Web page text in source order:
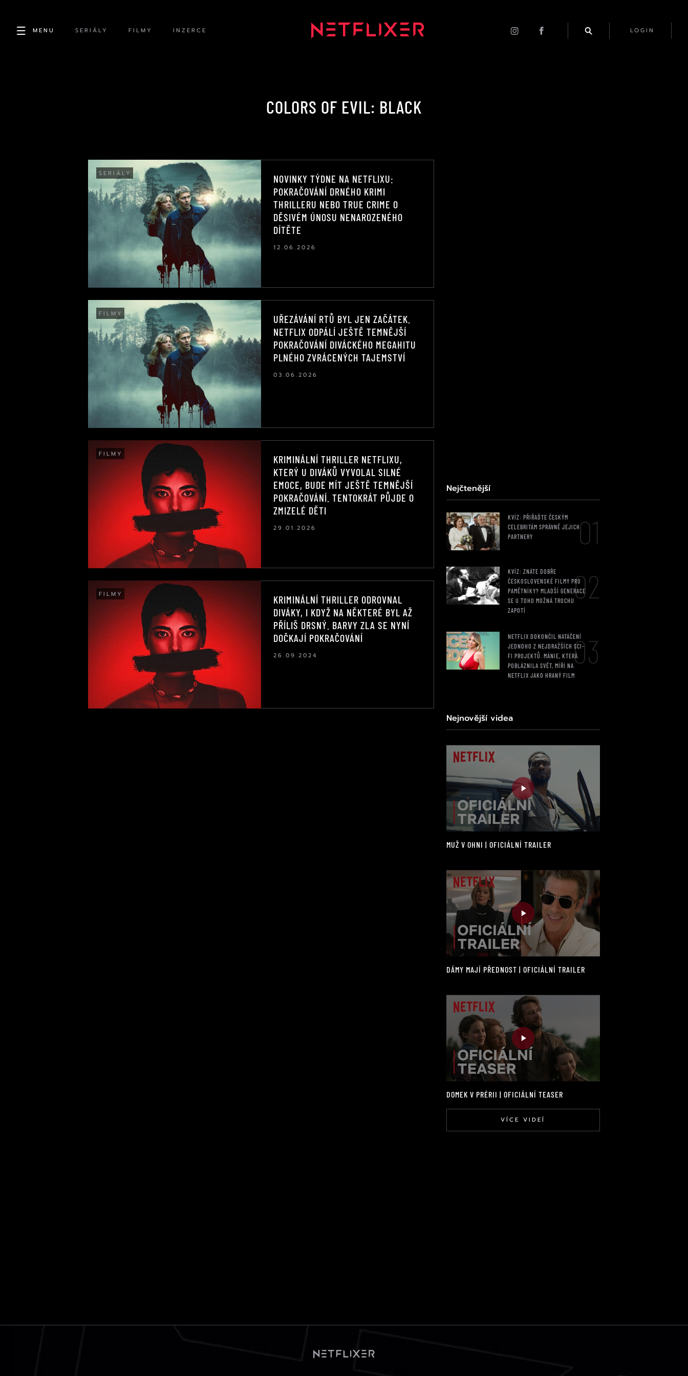
MENU SERIÁLY FILMY INZERCE LOGIN
COLORS OF EVIL: BLACK
SERIÁLY
NOVINKY TÝDNE NA NETFLIXU:
POKRAČOVÁNÍ DRNÉHO KRIMI
THRILLERU NEBO TRUE CRIME O
DĚSIVÉM ÚNOSU NENAROZENÉHO
DÍTĚTE
12.06.2026
FILMY
UŘEZÁVÁNÍ RTŮ BYL JEN ZAČÁTEK.
NETFLIX ODPÁLÍ JEŠTĚ TEMNĚJŠÍ
POKRAČOVÁNÍ DIVÁCKÉHO MEGAHITU
PLNÉHO ZVRÁCENÝCH TAJEMSTVÍ
03.06.2026
FILMY
KRIMINÁLNÍ THRILLER NETFLIXU,
KTERÝ U DIVÁKŮ VYVOLAL SILNÉ
EMOCE, BUDE MÍT JEŠTĚ TEMNĚJŠÍ
POKRAČOVÁNÍ. TENTOKRÁT PŮJDE O
ZMIZELÉ DĚTI
29.01.2026
FILMY
KRIMINÁLNÍ THRILLER ODROVNAL
DIVÁKY, I KDYŽ NA NĚKTERÉ BYL AŽ
PŘÍLIŠ DRSNÝ. BARVY ZLA SE NYNÍ
DOČKAJÍ POKRAČOVÁNÍ
26.09.2024
Nejčtenější
KVÍZ: PŘIŘAĎTE ČESKÝM
CELEBRITÁM SPRÁVNĚ JEJICH
PARTNERY
01
KVÍZ: ZNÁTE DOBŘE
ČESKOSLOVENSKÉ FILMY PRO
PAMĚTNÍKY? MLADŠÍ GENERACE
SE U TOHO MOŽNÁ TROCHU
ZAPOTÍ
02
NETFLIX DOKONČIL NATÁČENÍ
JEDNOHO Z NEJDRAŽŠÍCH SCI-
FI PROJEKTŮ. MÁNIE, KTERÁ
POBLÁZNILA SVĚT, MÍŘÍ NA
NETFLIX JAKO HRANÝ FILM
03
Nejnovější videa
MUŽ V OHNI | OFICIÁLNÍ TRAILER
DÁMY MAJÍ PŘEDNOST | OFICIÁLNÍ TRAILER
DOMEK V PRÉRII | OFICIÁLNÍ TEASER
VÍCE VIDEÍ